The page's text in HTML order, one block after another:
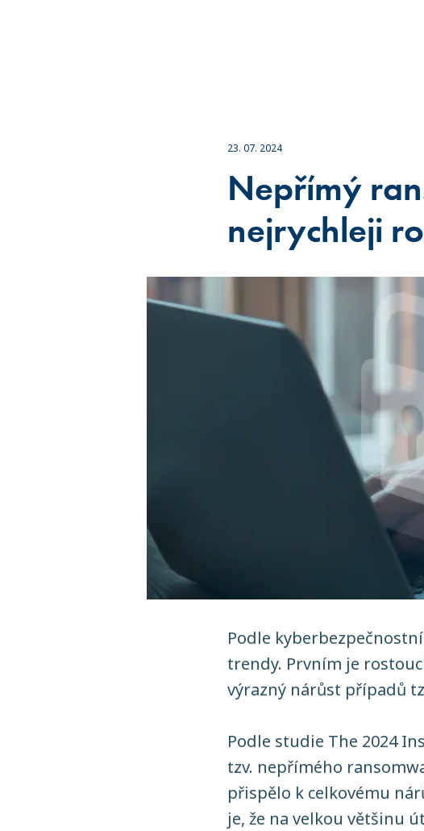
23. 07. 2024
Nepřímý
nejrychleji
Podle
trendy. Prvním je
výrazný nárůst případů
Podle studie The 2024
tzv. nepřímého
přispělo k celkovému
je, že na velkou většinu